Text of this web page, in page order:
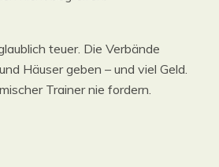
teuer. Die Verbände
Häuser geben – und viel Geld.
Trainer nie fordern.